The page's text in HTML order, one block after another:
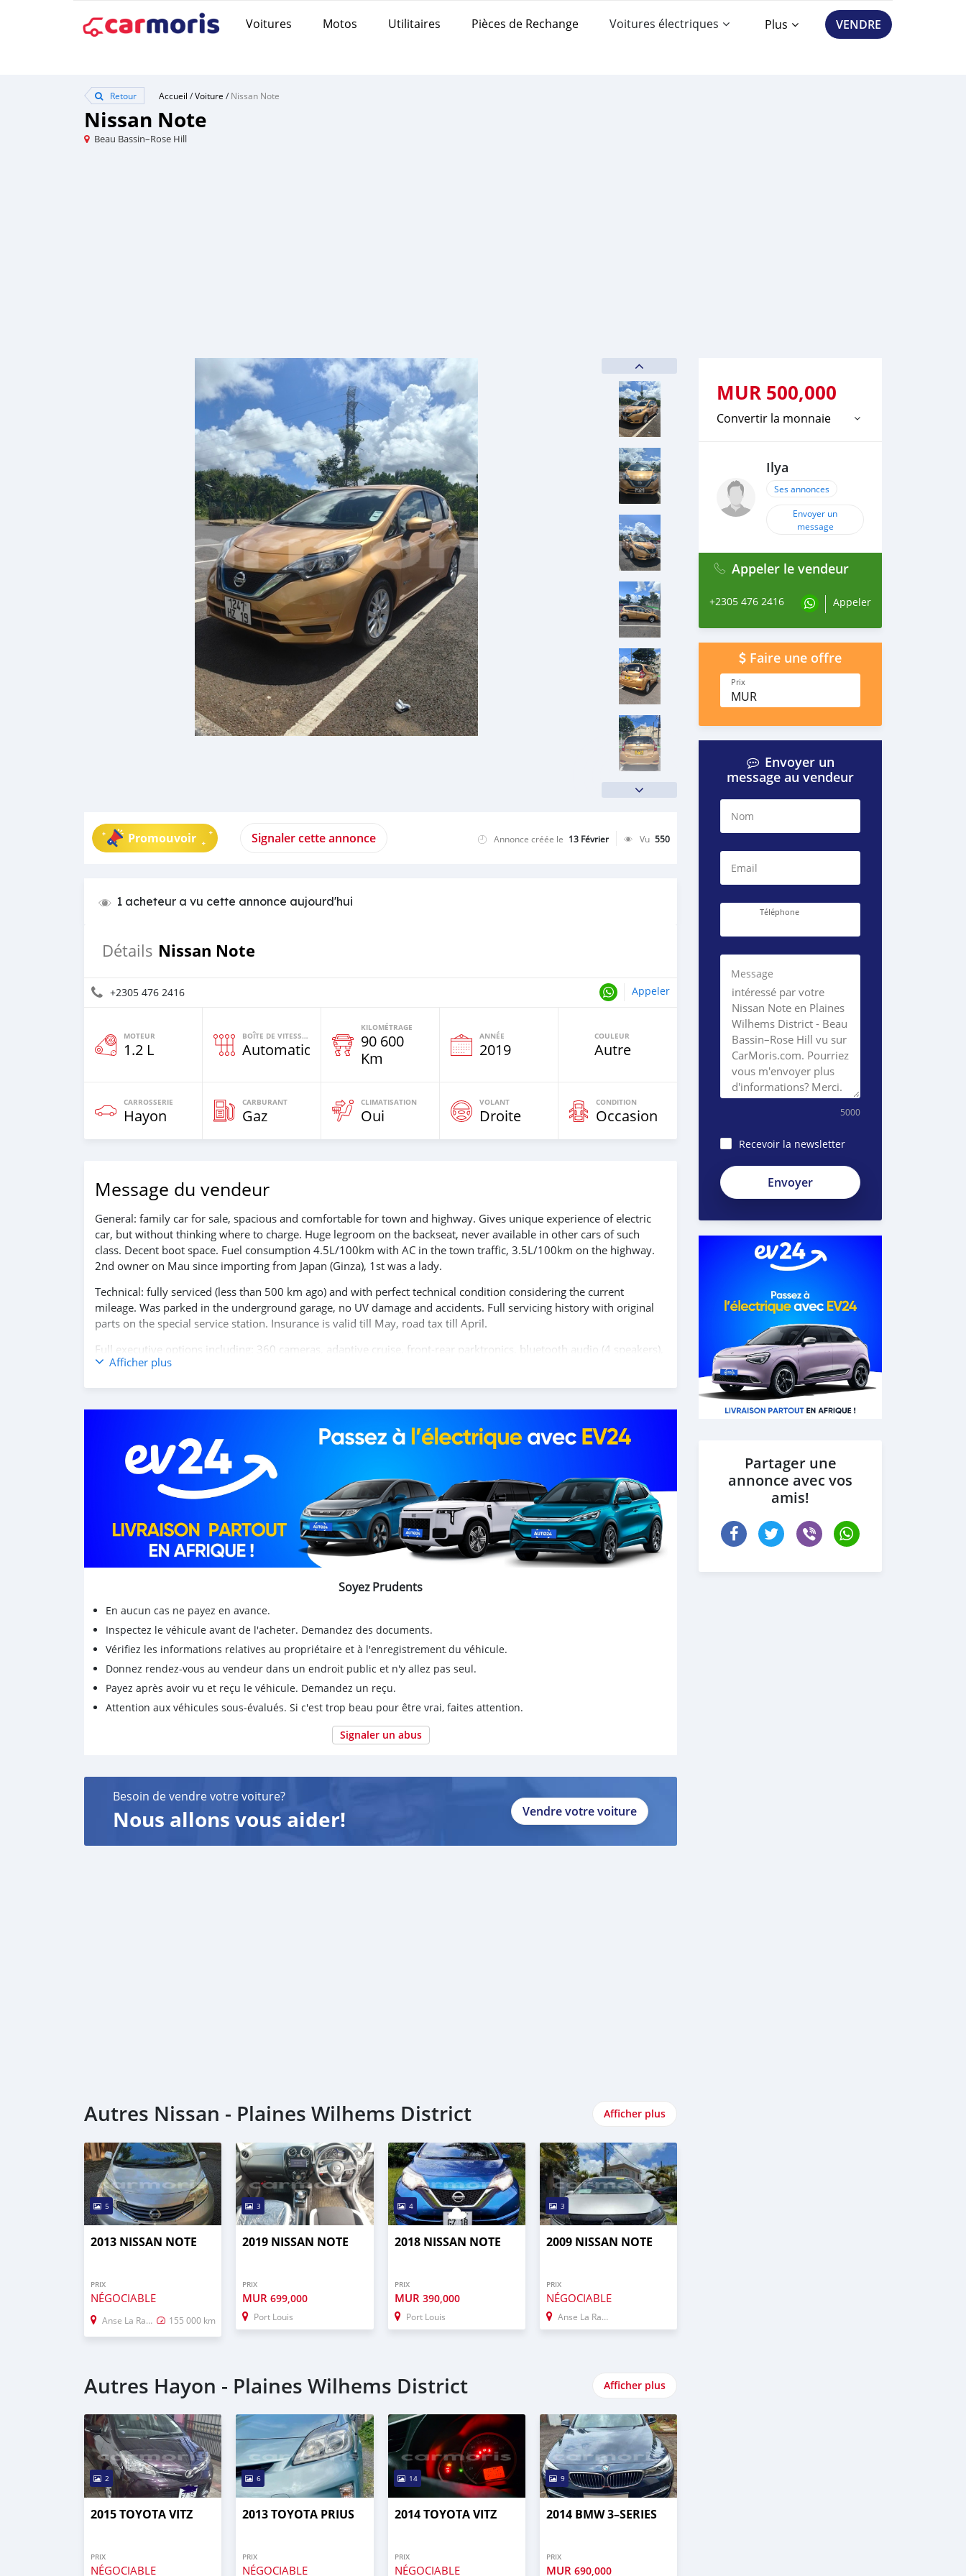
Voitures Motos Utilitaires Pièces de Rechange Voitures électriques Plus VENDRE
Retour Accueil /Voiture /Nissan Note
Nissan Note
Beau Bassin–Rose Hill
Promouvoir Signaler cette annonce Annonce créée le 13 Février Vu 550
1 acheteur a vu cette annonce aujourd'hui
Détails Nissan Note
+2305 476 2416 Appeler
MOTEUR
1.2 L
BOÎTE DE VITESSES
Automatique
KILOMÉTRAGE
90 600
Km
ANNÉE
2019
COULEUR
Autre
CARROSSERIE
Hayon
CARBURANT
Gaz
CLIMATISATION
Oui
VOLANT
Droite
CONDITION
Occasion
Message du vendeur
General: family car for sale, spacious and comfortable for town and highway. Gives unique experience of electric
car, but without thinking where to charge. Huge legroom on the backseat, never available in other cars of such
class. Decent boot space. Fuel consumption 4.5L/100km with AC in the town traffic, 3.5L/100km on the highway.
2nd owner on Mau since importing from Japan (Ginza), 1st was a lady.
Technical: fully serviced (less than 500 km ago) and with perfect technical condition considering the current
mileage. Was parked in the underground garage, no UV damage and accidents. Full servicing history with original
parts on the special service station. Insurance is valid till May, road tax till April.
Full executive options including: 360 cameras, adaptive cruise, front-rear parktronics, bluetooth audio (4 speakers),
auto-light, LED low beam, security systems, keyless entry+start button.
Nearest expenses: a new set of tyres (12-18k Rs).
Afficher plus
Soyez Prudents
En aucun cas ne payez en avance.
Inspectez le véhicule avant de l'acheter. Demandez des documents.
Vérifiez les informations relatives au propriétaire et à l'enregistrement du véhicule.
Donnez rendez-vous au vendeur dans un endroit public et n'y allez pas seul.
Payez après avoir vu et reçu le véhicule. Demandez un reçu.
Attention aux véhicules sous-évalués. Si c'est trop beau pour être vrai, faites attention.
Signaler un abus
Besoin de vendre votre voiture?
Nous allons vous aider! Vendre votre voiture
Autres Nissan - Plaines Wilhems District Afficher plus
5
2013 NISSAN NOTE
PRIX
NÉGOCIABLE
Anse La Raie 155 000 km
3
2019 NISSAN NOTE
PRIX
MUR699,000
Port Louis
4
2018 NISSAN NOTE
PRIX
MUR 390,000
Port Louis
3
2009 NISSAN NOTE
PRIX
NÉGOCIABLE
Anse La Raie
Autres Hayon - Plaines Wilhems District Afficher plus
2
2015 TOYOTA VITZ
PRIX
NÉGOCIABLE
6
2013 TOYOTA PRIUS
PRIX
NÉGOCIABLE
14
2014 TOYOTA VITZ
PRIX
NÉGOCIABLE
9
2014 BMW 3–SERIES
PRIX
MUR 690,000
MUR 500,000
Convertir la monnaie
Ilya
Ses annonces
Envoyer un
message
Appeler le vendeur
+2305 476 2416 Appeler
Faire une offre
Prix
MUR
Envoyer un
message au vendeur
Nom
Email
Téléphone
Message
5000
Recevoir la newsletter
8JEzE-
Pc8BnKp2_ZE51e
Partager une
annonce avec vos
amis!